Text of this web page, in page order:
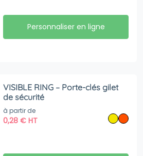
Personnaliser en ligne
VISIBLE RING – Porte-clés gilet
de sécurité
à partir de
0,28€ HT